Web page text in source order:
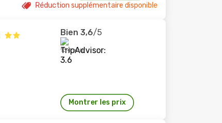
Réduction supplémentaire disponible
Bien 3,6/5
134 avis
Montrer les prix